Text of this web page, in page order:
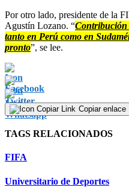
Por otro lado, presidente de la
Agustín Lozano. “Contribución
tanto en Perú como en
pronto”, se lee.
Copiar enlace
TAGS RELACIONADOS
FIFA
Universitario de Deportes